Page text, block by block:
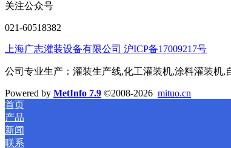
关注公众号
021-60518382
上海广志灌装设备有限公司 沪ICP备17009217号
公司专业生产：灌装生产线,化工灌装机,涂料灌装机,
Powered by MetInfo 7.9 ©2008-2026 mituo.cn
首页
产品
新闻
联系